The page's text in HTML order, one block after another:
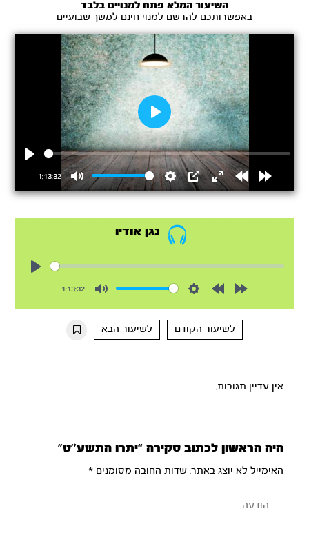
השיעור המלא פתח למנויים בלבד
באפשרותכם להרשם למנוי חינם למשך שבועיים
1:13:32
Mute Settings
PIP
EnterRewindForward
Play
נגן אודיו
1:13:32
10s
10s
לשיעור הקודם
לשיעור הבא
אין עדיין תגובות.
היה הראשון לכתוב סקירה “יתרו התשע’’ט”
האימייל לא יוצג באתר. שדות החובה מסומנים*